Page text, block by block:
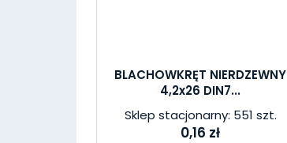
BLACHOWKRĘT NIERDZEWNY
4,2x26 DIN7...
Sklep stacjonarny: 551 szt.
0,16 zł